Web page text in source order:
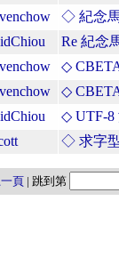
◇ 紀念馬
Re 紀念
◇
◇
◇ UTF-8
◇ 求字
頁 | 跳到第